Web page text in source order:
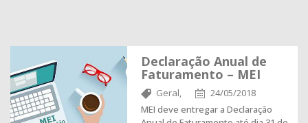
Declaração Anual de
Faturamento – MEI
Geral,
24/05/2018
MEI deve entregar a Declaração